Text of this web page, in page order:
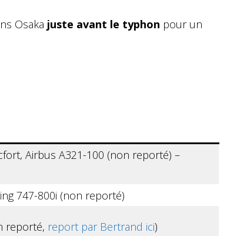
Osaka juste avant le typhon pour un
Airbus A321-100 (non reporté) –
747-800i (non reporté)
reporté, report par Bertrand ici)